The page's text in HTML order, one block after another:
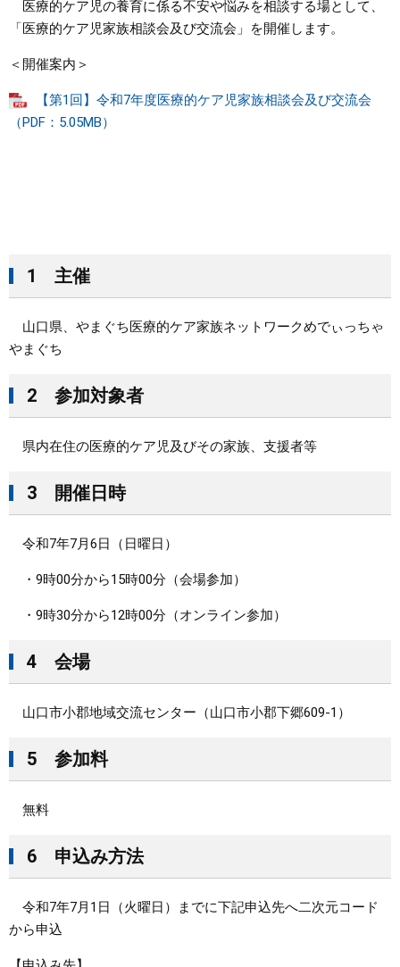
医療的ケア児の養育に係る不安や悩みを相談する場として、
「医療的ケア児家族相談会及び交流会」を開催します。
＜開催案内＞
【第1回】令和7年度医療的ケア児家族相談会及び交流会
（PDF：5.05MB）
1 主催
山口県、やまぐち医療的ケア家族ネットワークめでぃっちゃ
やまぐち
2 参加対象者
県内在住の医療的ケア児及びその家族、支援者等
3 開催日時
令和7年7月6日（日曜日）
・9時00分から15時00分（会場参加）
・9時30分から12時00分（オンライン参加）
4 会場
山口市小郡地域交流センター（山口市小郡下郷609-1）
5 参加料
無料
6 申込み方法
令和7年7月1日（火曜日）までに下記申込先へ二次元コード
から申込